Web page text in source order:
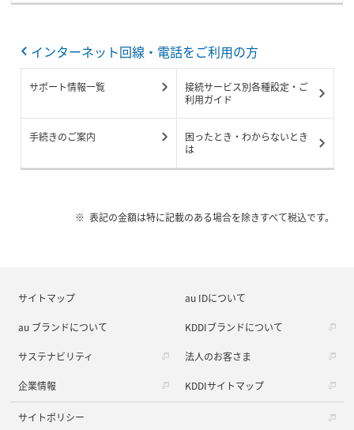
インターネット回線・電話をご利用の方
サポート情報一覧
接続サービス別各種設定・ご
利用ガイド
手続きのご案内
困ったとき・わからないとき
は
表記の金額は特に記載のある場合を除きすべて税込です。
サイトマップ au IDについて
au ブランドについて KDDIブランドについて
サステナビリティ 法人のお客さま
企業情報 KDDIサイトマップ
サイトポリシー